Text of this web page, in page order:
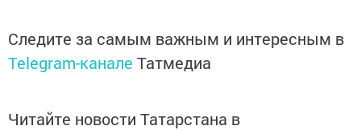
Следите за самым важным и интересным в
Telegram-канале Татмедиа
Читайте новости Татарстана в